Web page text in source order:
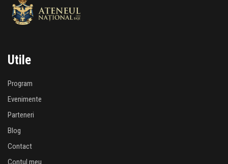
Utile
Program
Evenimente
Parteneri
Blog
Contact
Contul meu